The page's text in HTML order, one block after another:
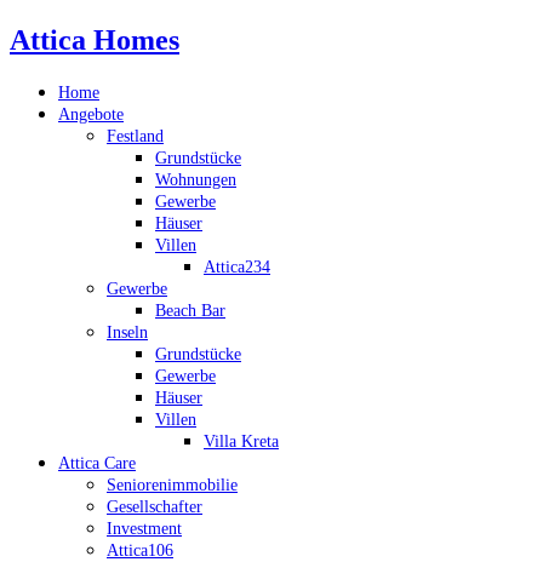
Attica Homes
Home
Angebote
Festland
Grundstücke
Wohnungen
Gewerbe
Häuser
Villen
Attica234
Gewerbe
Beach Bar
Inseln
Grundstücke
Gewerbe
Häuser
Villen
Villa Kreta
Attica Care
Seniorenimmobilie
Gesellschafter
Investment
Attica106